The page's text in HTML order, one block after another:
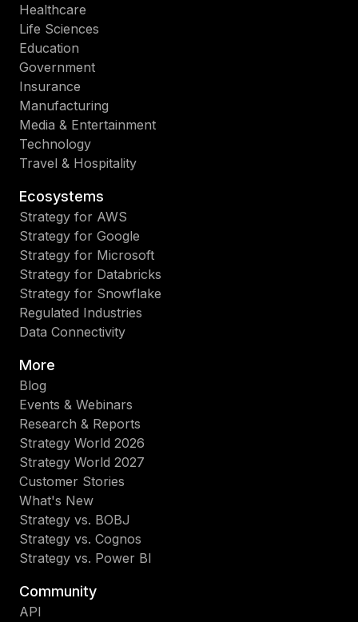
Healthcare
Life Sciences
Education
Government
Insurance
Manufacturing
Media & Entertainment
Technology
Travel & Hospitality
Ecosystems
Strategy for AWS
Strategy for Google
Strategy for Microsoft
Strategy for Databricks
Strategy for Snowflake
Regulated Industries
Data Connectivity
More
Blog
Events & Webinars
Research & Reports
Strategy World 2026
Strategy World 2027
Customer Stories
What's New
Strategy vs. BOBJ
Strategy vs. Cognos
Strategy vs. Power BI
Community
API